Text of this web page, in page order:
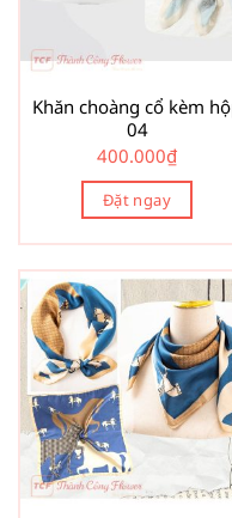
Khăn choàng cổ kèm
04
400.000₫
Đặt ngay